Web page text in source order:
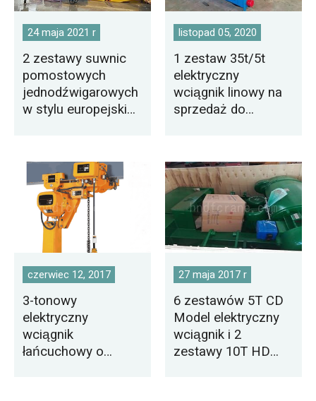
24 maja 2021 r
2 zestawy suwnic
pomostowych
jednodźwigarowych
w stylu europejskim
listopad 05, 2020
1 zestaw 35t/5t
elektryczny
wciągnik linowy na
sprzedaż do
czerwiec 12, 2017
3-tonowy
elektryczny
wciągnik
łańcuchowy o
27 maja 2017 r
6 zestawów 5T CD
Model elektryczny
wciągnik i 2
zestawy 10T HD